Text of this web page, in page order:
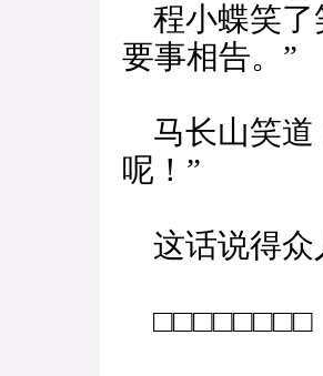
程小蝶笑了
要事相告。”
马长山笑道
呢！”
这话说得众
□□□□□□□□